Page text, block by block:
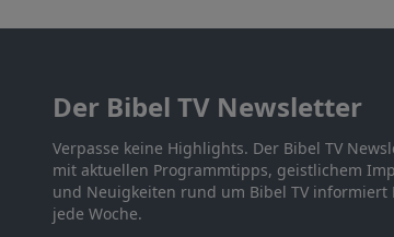
Der Bibel TV Newsletter
Verpasse keine Highlights. Der Bibel TV
mit aktuellen Programmtipps, geistlichem
und Neuigkeiten rund um Bibel TV informiert
jede Woche.